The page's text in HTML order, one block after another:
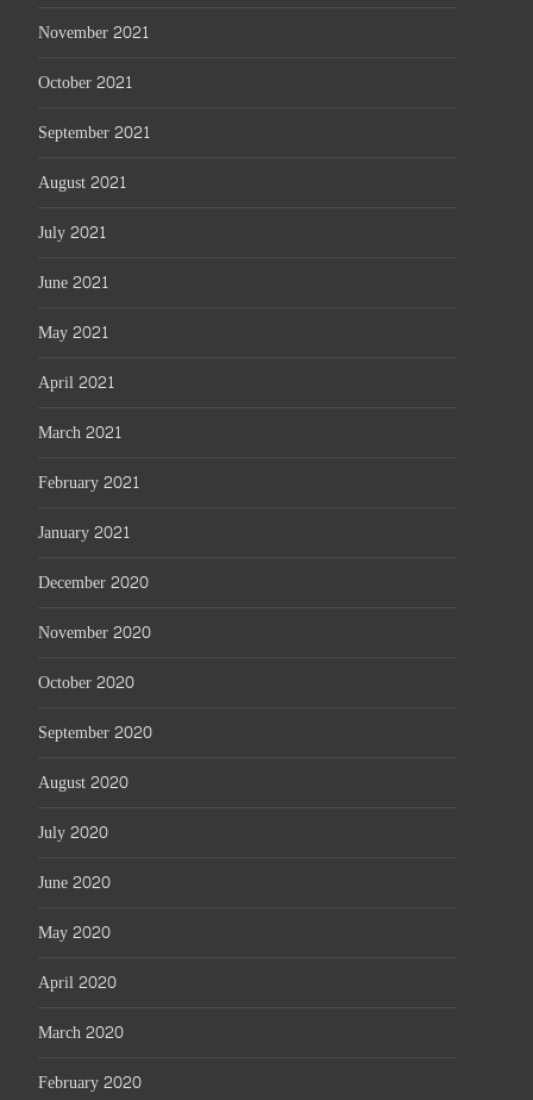
November 2021
October 2021
September 2021
August 2021
July 2021
June 2021
May 2021
April 2021
March 2021
February 2021
January 2021
December 2020
November 2020
October 2020
September 2020
August 2020
July 2020
June 2020
May 2020
April 2020
March 2020
February 2020